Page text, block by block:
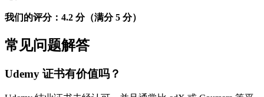
我们的评分：4.2 分（满分 5 分）
常见问题解答
Udemy 证书有价值吗？